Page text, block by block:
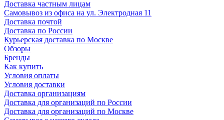
Доставка частным лицам
Самовывоз из офиса на ул. Электродная 11
Доставка почтой
Доставка по России
Курьерская доставка по Москве
Обзоры
Бренды
Как купить
Условия оплаты
Условия доставки
Доставка организациям
Доставка для организаций по России
Доставка для организаций по Москве